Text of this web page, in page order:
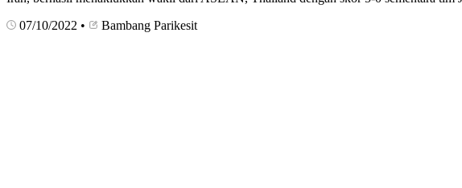
07/10/2022 • Bambang Parikesit